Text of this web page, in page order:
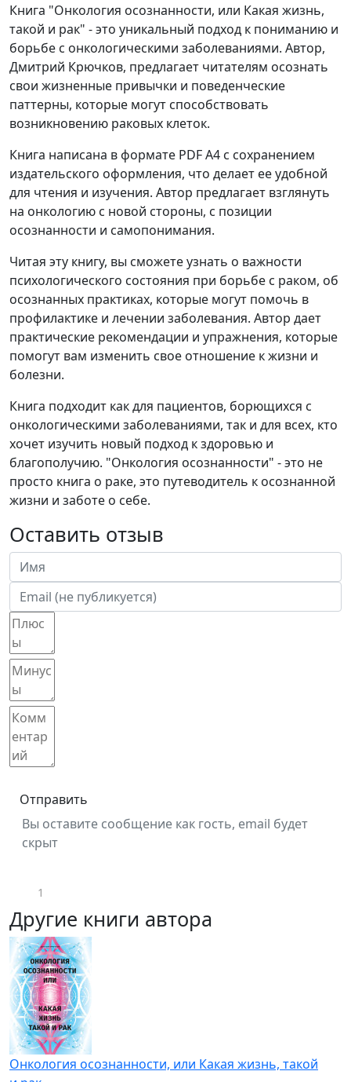
Книга "Онкология осознанности, или Какая жизнь,
такой и рак" - это уникальный подход к пониманию и
борьбе с онкологическими заболеваниями. Автор,
Дмитрий Крючков, предлагает читателям осознать
свои жизненные привычки и поведенческие
паттерны, которые могут способствовать
возникновению раковых клеток.
Книга написана в формате PDF A4 с сохранением
издательского оформления, что делает ее удобной
для чтения и изучения. Автор предлагает взглянуть
на онкологию с новой стороны, с позиции
осознанности и самопонимания.
Читая эту книгу, вы сможете узнать о важности
психологического состояния при борьбе с раком, об
осознанных практиках, которые могут помочь в
профилактике и лечении заболевания. Автор дает
практические рекомендации и упражнения, которые
помогут вам изменить свое отношение к жизни и
болезни.
Книга подходит как для пациентов, борющихся с
онкологическими заболеваниями, так и для всех, кто
хочет изучить новый подход к здоровью и
благополучию. "Онкология осознанности" - это не
просто книга о раке, это путеводитель к осознанной
жизни и заботе о себе.
Оставить отзыв
Отправить
Вы оставите сообщение как гость, email будет
скрыт
1
Другие книги автора
Онкология осознанности, или Какая жизнь, такой